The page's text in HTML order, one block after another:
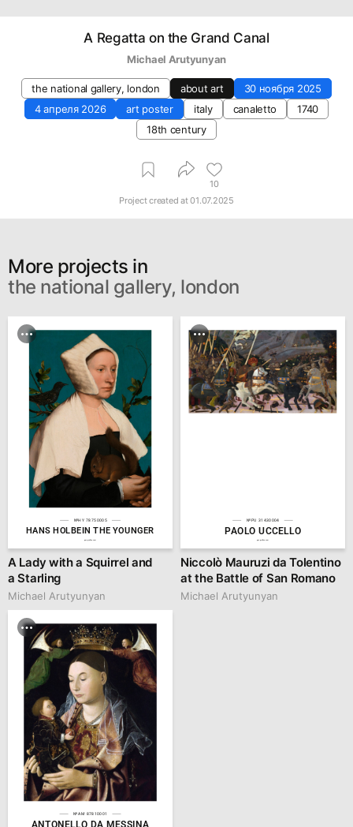
A Regatta on the Grand Canal
Michael Arutyunyan
the national gallery, london about art
30 ноября 2025
4 апреля 2026
art poster italy canaletto
1740
18th century
10
Project created at01.07.2025
More projects in
the national gallery, london
№HY 78750005
HANS HOLBEIN THE YOUNGER
A Lady with a Squirrel and
a Starling
Michael Arutyunyan
№PU 31430004
PAOLO UCCELLO
Niccolò Mauruzi da Tolentino
at the Battle of San Romano
Michael Arutyunyan
№AM 87810001
ANTONELLO DA MESSINA